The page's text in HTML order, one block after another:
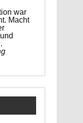
war
Macht